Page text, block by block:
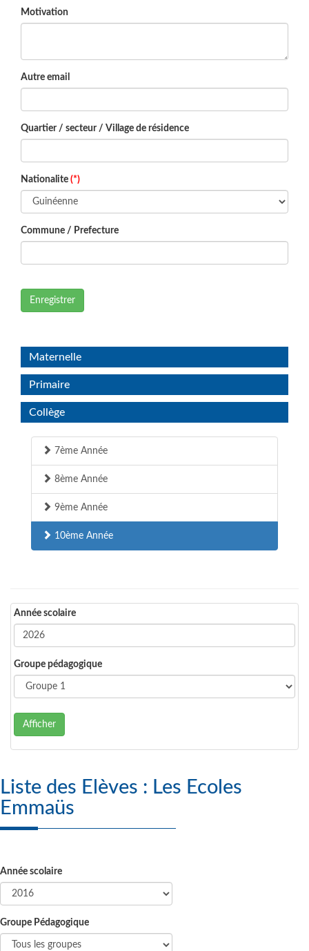
Motivation
Autre email
Quartier / secteur / Village de résidence
Nationalite (*)
Commune / Prefecture
Enregistrer
Maternelle
Primaire
Collège
7ème Année
8ème Année
9ème Année
10ème Année
Année scolaire
Groupe pédagogique
Afficher
Liste des Elèves : Les Ecoles
Emmaüs
Année scolaire
Groupe Pédagogique